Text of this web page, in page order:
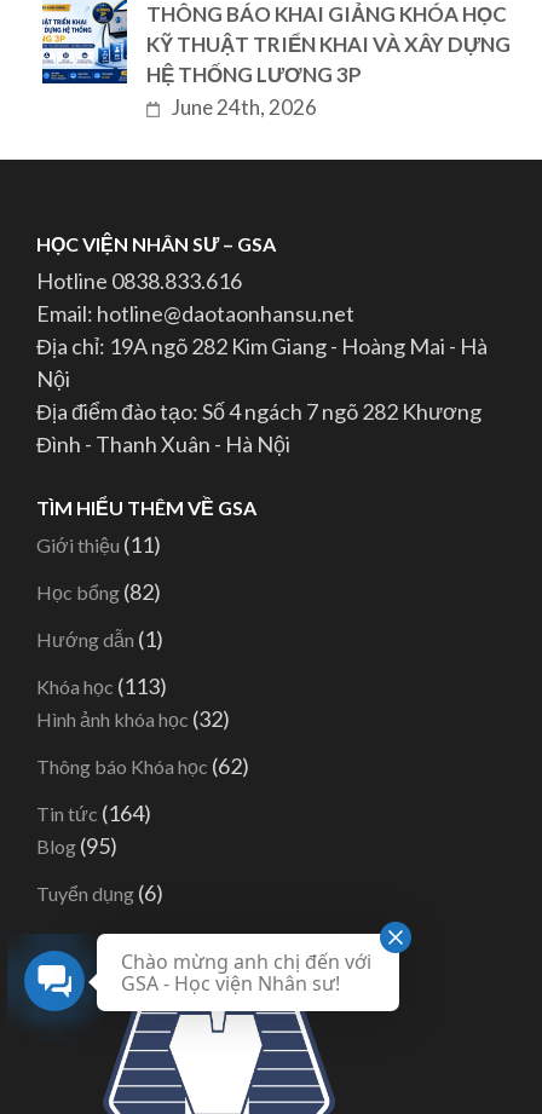
THÔNG BÁO KHAI GIẢNG KHÓA HỌC
KỸ THUẬT TRIỂN KHAI VÀ XÂY DỰNG
HỆ THỐNG LƯƠNG 3P
June 24th, 2026
HỌC VIỆN NHÂN SƯ – GSA
Hotline 0838.833.616
Email: hotline@daotaonhansu.net
Địa chỉ: 19A ngõ 282 Kim Giang - Hoàng Mai - Hà
Nội
Địa điểm đào tạo: Số 4 ngách 7 ngõ 282 Khương
Đình - Thanh Xuân - Hà Nội
TÌM HIỂU THÊM VỀ GSA
Giới thiệu (11)
Học bổng (82)
Hướng dẫn (1)
Khóa học (113)
Hình ảnh khóa học (32)
Thông báo Khóa học (62)
Tin tức (164)
Blog (95)
Tuyển dụng (6)
Chào mừng anh chị đến với
GSA - Học viện Nhân sư!